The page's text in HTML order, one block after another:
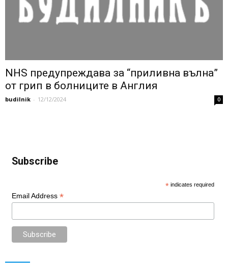
NHS предупреждава за “приливна вълна”
от грип в болниците в Англия
budilnik - 12/12/2024 0
Subscribe
* indicates required
Email Address *